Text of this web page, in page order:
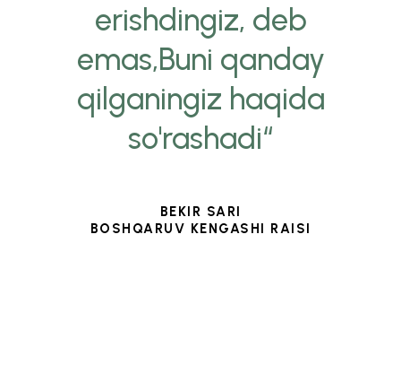
erishdingiz, deb
emas,Buni qanday
qilganingiz haqida
so'rashadi“
BEKIR SARI
BOSHQARUV KENGASHI RAISI